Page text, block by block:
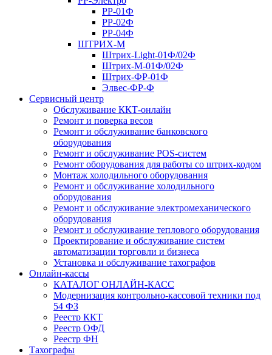
РР-01Ф
РР-02Ф
РР-04Ф
ШТРИХ-М
Штрих-Light-01Ф/02Ф
Штрих-М-01Ф/02Ф
Штрих-ФР-01Ф
Элвес-ФР-Ф
Сервисный центр
Обслуживание ККТ-онлайн
Ремонт и поверка весов
Ремонт и обслуживание банковского
оборудования
Ремонт и обслуживание POS-систем
Ремонт оборудования для работы со штрих-кодом
Монтаж холодильного оборудования
Ремонт и обслуживание холодильного
оборудования
Ремонт и обслуживание электромеханического
оборудования
Ремонт и обслуживание теплового оборудования
Проектирование и обслуживание систем
автоматизации торговли и бизнеса
Установка и обслуживание тахографов
Онлайн-кассы
КАТАЛОГ ОНЛАЙН-КАСС
Модернизация контрольно-кассовой техники под
54 ФЗ
Реестр ККТ
Реестр ОФД
Реестр ФН
Тахографы